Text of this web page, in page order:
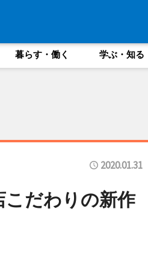
暮らす・働く 学ぶ・知る
2020.01.31
だわりの新作